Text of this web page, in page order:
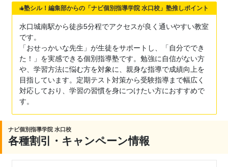
塾シル！編集部からの「ナビ個別指導学院 水口校」塾推しポイント
水口城南駅から徒歩5分程でアクセスが良く通いやすい教室
です。
「おせっかいな先生」が生徒をサポートし、「自分ででき
た！」を実感できる個別指導塾です。勉強に自信がない方
や、学習方法に悩む方を対象に、親身な指導で成績向上を
目指しています。定期テスト対策から受験指導まで幅広く
対応しており、学習の習慣を身につけたい方におすすめで
す。
ナビ個別指導学院 水口校
各種割引・キャンペーン情報